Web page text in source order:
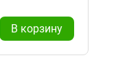
В корзину